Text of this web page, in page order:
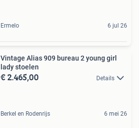
Ermelo 6 jul 26
Vintage Alias 909 bureau 2 young girl
lady stoelen
€ 2.465,00 Details
Berkel en Rodenrijs 6 mei 26